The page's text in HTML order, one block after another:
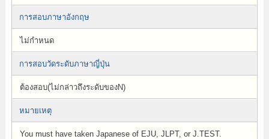
การสอบภาษาอังกฤษ
ไม่กำหนด
การสอบวัดระดับภาษาญี่ปุ่น
ต้องสอบ(ไม่กล่าวถึงระดับของN)
หมายเหตุ
You must have taken Japanese of EJU, JLPT, or J.TEST.